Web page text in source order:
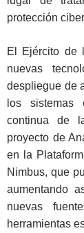
protección
El Ejército de
nuevas
despliegue de
los sistemas
continua de
proyecto de
en la
Nimbus, que
aumentando
nuevas
herramientas